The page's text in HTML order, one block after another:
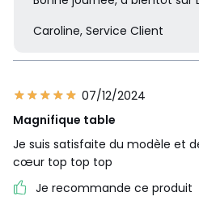
Caroline, Service Client
07/12/2024
Magnifique table
Je suis satisfaite du modèle et
cœur top top top
Je recommande ce produit